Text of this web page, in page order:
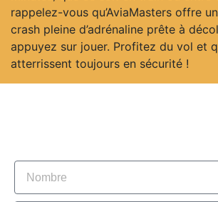
rappelez-vous qu’AviaMasters offre
crash pleine d’adrénaline prête à
appuyez sur jouer. Profitez du vol et
atterrissent toujours en sécurité !